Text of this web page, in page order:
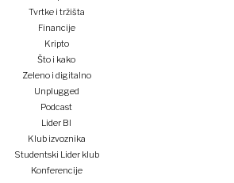
Tvrtke i tržišta
Financije
Kripto
Što i kako
Zeleno i digitalno
Unplugged
Podcast
Lider BI
Klub izvoznika
Studentski Lider klub
Konferencije